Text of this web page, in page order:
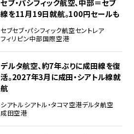
セブ・パシフィック航空、中部＝セブ
線を11月19日就航。100円セールも
セブセブ・パシフィック航空セントレア
フィリピン中部国際空港
デルタ航空、約7年ぶりに成田線を復
活。2027年3月に成田・シアトル線就
航
シアトルシアトル・タコマ空港デルタ航空
成田空港